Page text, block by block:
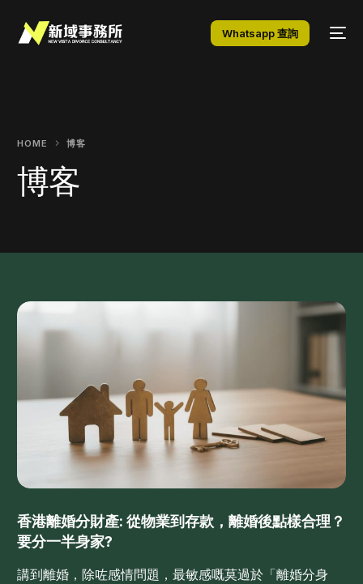
Whatsapp 查詢
HOME 博客
博客
香港離婚分財產: 從物業到存款，離婚後點樣合理？
要分一半身家?
講到離婚，除咗感情問題，最敏感嘅莫過於「離婚分身